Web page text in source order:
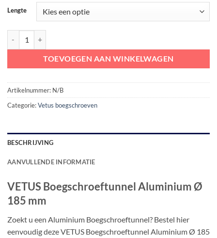
Lengte
TOEVOEGEN AAN WINKELWAGEN
Artikelnummer: N/B
Categorie:Vetus boegschroeven
BESCHRIJVING
AANVULLENDE INFORMATIE
VETUS Boegschroeftunnel Aluminium Ø
185 mm
Zoekt u een Aluminium Boegschroeftunnel? Bestel hier
eenvoudig deze VETUS Boegschroeftunnel Aluminium Ø 185